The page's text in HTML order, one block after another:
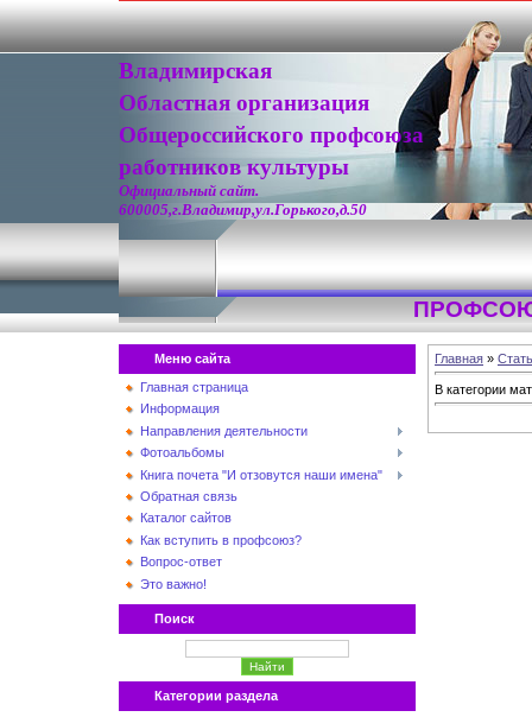
Владимирская
Областная организация
Общероссийского профсоюза
работников культуры
Официальный сайт.
600005,г.Владимир,ул.Горького,д.50
Меню сайта
Главная страница
Информация
Направления деятельности
Фотоальбомы
Книга почета "И отзовутся наши имена"
Обратная связь
Каталог сайтов
Как вступить в профсоюз?
Вопрос-ответ
Это важно!
Поиск
Категории раздела
Главная »
В категории